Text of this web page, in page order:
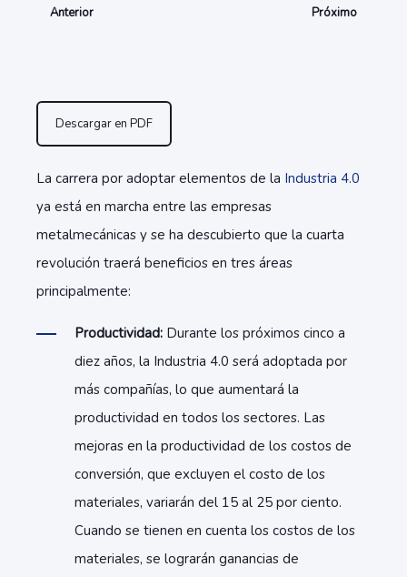
Anterior Próximo
Descargar en PDF
La carrera por adoptar elementos de la Industria 4.0
ya está en marcha entre las empresas
metalmecánicas y se ha descubierto que la cuarta
revolución traerá beneficios en tres áreas
principalmente:
Productividad: Durante los próximos cinco a
diez años, la Industria 4.0 será adoptada por
más compañías, lo que aumentará la
productividad en todos los sectores. Las
mejoras en la productividad de los costos de
conversión, que excluyen el costo de los
materiales, variarán del 15 al 25 por ciento.
Cuando se tienen en cuenta los costos de los
materiales, se lograrán ganancias de